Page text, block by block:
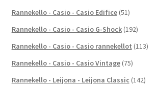
Rannekello - Casio - Casio Edifice (51)
Rannekello - Casio - Casio G-Shock (192)
Rannekello - Casio - Casio rannekellot (113)
Rannekello - Casio - Casio Vintage (75)
Rannekello - Leijona - Leijona Classic (142)